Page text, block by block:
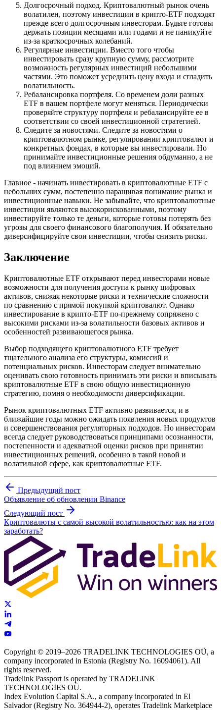
Долгосрочный подход. Криптовалютный рынок очень
волатилен, поэтому инвестиции в крипто-ETF подходят
прежде всего долгосрочным инвесторам. Будьте готовы
держать позиции месяцами или годами и не паникуйте
из-за краткосрочных колебаний.
Регулярные инвестиции. Вместо того чтобы
инвестировать сразу крупную сумму, рассмотрите
возможность регулярных инвестиций небольшими
частями. Это поможет усреднить цену входа и сгладить
волатильность.
Ребалансировка портфеля. Со временем доли разных
ETF в вашем портфеле могут меняться. Периодически
проверяйте структуру портфеля и ребалансируйте ее в
соответствии со своей инвестиционной стратегией.
Следите за новостями. Следите за новостями о
криптовалютном рынке, регулировании криптовалют и
конкретных фондах, в которые вы инвестировали. Но
принимайте инвестиционные решения обдуманно, а не
под влиянием эмоций.
Главное - начинать инвестировать в криптовалютные ETF с
небольших сумм, постепенно наращивая понимание рынка и
инвестиционные навыки. Не забывайте, что криптовалютные
инвестиции являются высокорискованными, поэтому
инвестируйте только те деньги, которые готовы потерять без
угрозы для своего финансового благополучия. И обязательно
диверсифицируйте свои инвестиции, чтобы снизить риски.
Заключение
Криптовалютные ETF открывают перед инвесторами новые
возможности для получения доступа к рынку цифровых
активов, снижая некоторые риски и технические сложности
по сравнению с прямой покупкой криптовалют. Однако
инвестирование в крипто-ETF по-прежнему сопряжено с
высокими рисками из-за волатильности базовых активов и
особенностей развивающегося рынка.
Выбор подходящего криптовалютного ETF требует
тщательного анализа его структуры, комиссий и
потенциальных рисков. Инвесторам следует внимательно
оценивать свою готовность принимать эти риски и вписывать
криптовалютные ETF в свою общую инвестиционную
стратегию, помня о необходимости диверсификации.
Рынок криптовалютных ETF активно развивается, и в
ближайшие годы можно ожидать появления новых продуктов
и совершенствования регуляторных подходов. Но инвесторам
всегда следует руководствоваться принципами осознанности,
постепенности и адекватной оценки рисков при принятии
инвестиционных решений, особенно в такой новой и
волатильной сфере, как криптовалютные ETF.
Предыдущий пост
Объявление об обновлении Binance
Следующий пост
Криптовалюты с самой высокой волатильностью: как на этом
заработать?
Copyright © 2019–2026 TRADELINK TECHNOLOGIES OÜ, a
company incorporated in Estonia (Registry No. 16094061). All
rights reserved.
Tradelink Passport is operated by TRADELINK
TECHNOLOGIES OÜ.
Index Evolution Capital S.A., a company incorporated in El
Salvador (Registry No. 364944-2), operates Tradelink Marketplace